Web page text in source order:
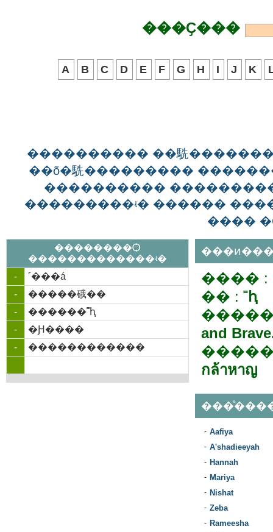
���Ҫ���
A B C D E F G H I J K
���������� ��駪
��õ�駪���������
����������
���������ʵ� ������
����
��������Ѻ
�������������ʵ�
-
˹���á
-
�����硪��
-
������˭ԧ
-
�Ԩ����
-
������������
���� :
�� : ˭ԧ
and
กล้าหาญ
- Aafiya
- A'shadieeyah
- Hannah
- Mariya
- Nishat
- Zeba
- Rameesha